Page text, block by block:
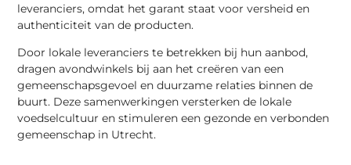
leveranciers, omdat het garant staat voor versheid en
authenticiteit van de producten.
Door lokale leveranciers te betrekken bij hun aanbod,
dragen avondwinkels bij aan het creëren van een
gemeenschapsgevoel en duurzame relaties binnen de
buurt. Deze samenwerkingen versterken de lokale
voedselcultuur en stimuleren een gezonde en verbonden
gemeenschap in Utrecht.